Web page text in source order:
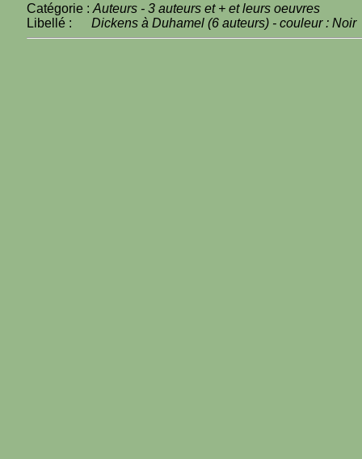
Catégorie : Auteurs - 3 auteurs et + et leurs oeuvres
Libellé : Dickens à Duhamel (6 auteurs) - couleur : Noir